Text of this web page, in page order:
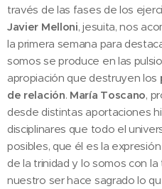
través de las fases de los
Javier Melloni, jesuita, nos
la primera semana para
somos se produce en las
apropiación que destruyen los
de relación. María Toscano,
desde distintas aportaciones
disciplinares que todo el
posibles, que él es la
de la trinidad y lo somos con
nuestro ser hace sagrado lo